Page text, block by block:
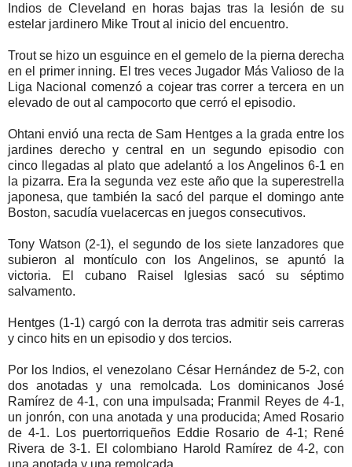
Indios de Cleveland en horas bajas tras la lesión de su
estelar jardinero Mike Trout al inicio del encuentro.
Trout se hizo un esguince en el gemelo de la pierna derecha
en el primer inning. El tres veces Jugador Más Valioso de la
Liga Nacional comenzó a cojear tras correr a tercera en un
elevado de out al campocorto que cerró el episodio.
Ohtani envió una recta de Sam Hentges a la grada entre los
jardines derecho y central en un segundo episodio con
cinco llegadas al plato que adelantó a los Angelinos 6-1 en
la pizarra. Era la segunda vez este año que la superestrella
japonesa, que también la sacó del parque el domingo ante
Boston, sacudía vuelacercas en juegos consecutivos.
Tony Watson (2-1), el segundo de los siete lanzadores que
subieron al montículo con los Angelinos, se apuntó la
victoria. El cubano Raisel Iglesias sacó su séptimo
salvamento.
Hentges (1-1) cargó con la derrota tras admitir seis carreras
y cinco hits en un episodio y dos tercios.
Por los Indios, el venezolano César Hernández de 5-2, con
dos anotadas y una remolcada. Los dominicanos José
Ramírez de 4-1, con una impulsada; Franmil Reyes de 4-1,
un jonrón, con una anotada y una producida; Amed Rosario
de 4-1. Los puertorriqueños Eddie Rosario de 4-1; René
Rivera de 3-1. El colombiano Harold Ramírez de 4-2, con
una anotada y una remolcada.